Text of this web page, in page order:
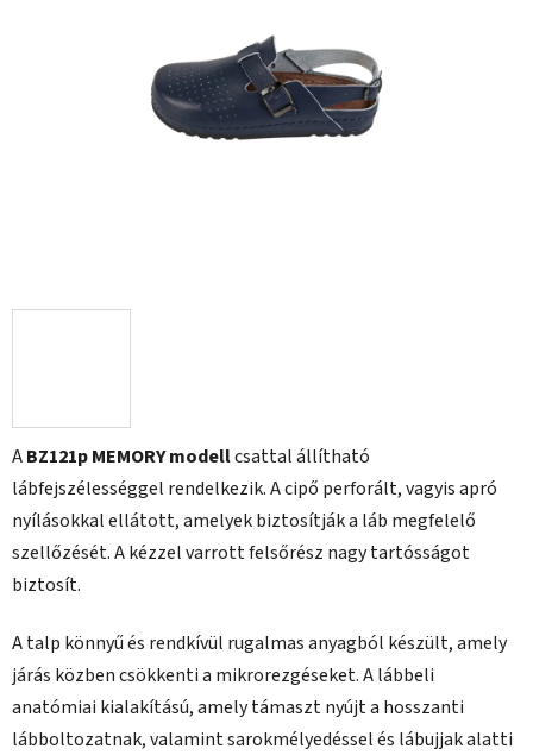
ABZ121p MEMORY modellcsattal állítható
lábfejszélességgel rendelkezik. A cipő perforált, vagyis apró
nyílásokkal ellátott, amelyek biztosítják a láb megfelelő
szellőzését. A kézzel varrott felsőrész nagy tartósságot
biztosít.
A talp könnyű és rendkívül rugalmas anyagból készült, amely
járás közben csökkenti a mikrorezgéseket. A lábbeli
anatómiai kialakítású, amely támaszt nyújt a hosszanti
lábboltozatnak, valamint sarokmélyedéssel és lábujjak alatti